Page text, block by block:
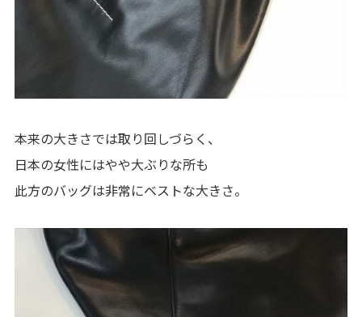
本来の大きさでは取り回しづらく、
日本の女性にはやや大ぶりな所も
此方のバッグは非常にベストな大きさ。